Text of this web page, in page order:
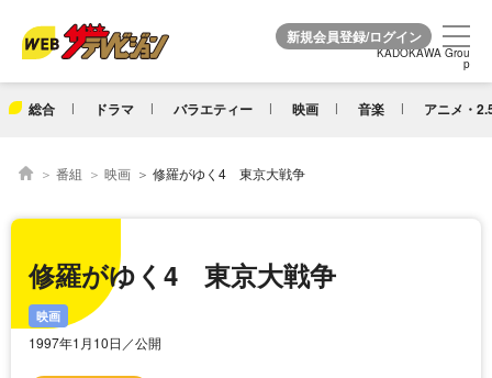
KADOKAWA Grou
p
総合 ドラマ バラエティー 映画 音楽 アニメ・
KADOKAWA Grou
p
番組 映画 修羅がゆく4 東京大戦争
修羅がゆく4 東京大戦争
映画
1997年1月10日／公開